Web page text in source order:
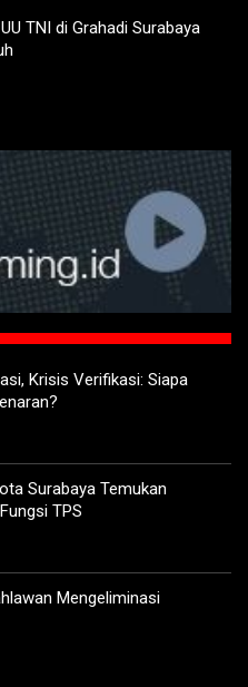
TNI di Grahadi Surabaya
Krisis Verifikasi: Siapa
Surabaya Temukan
TPS
Mengeliminasi